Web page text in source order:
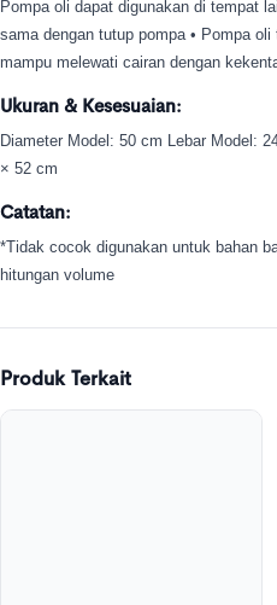
Pompa oli dapat digunakan di tempat
sama dengan tutup pompa • Pompa
mampu melewati cairan dengan
Ukuran & Kesesuaian:
Diameter Model: 50 cm Lebar Model:
× 52 cm
Catatan:
*Tidak cocok digunakan untuk bahan
hitungan volume
Produk Terkait